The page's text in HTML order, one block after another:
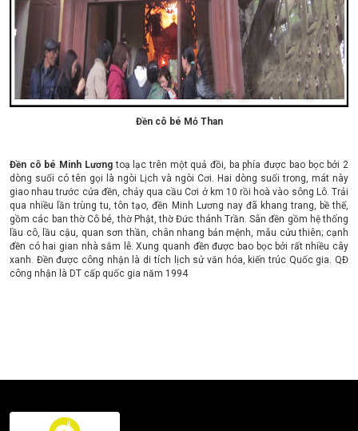
Đền cô bé Mỏ Than
Đền cô bé Minh Lươngtoạ lạc trên một quả đồi, ba phía được bao bọc bởi 2
dòng suối có tên gọi là ngòi Lịch và ngòi Cơi. Hai dòng suối trong, mát này
giao nhau trước cửa đền, chảy qua cầu Cơi ở km 10 rồi hoà vào sông Lô. Trải
qua nhiều lần trùng tu, tôn tạo, đền Minh Lương nay đã khang trang, bề thế,
gồm các ban thờ Cô bé, thờ Phật, thờ Đức thánh Trần. Sân đền gồm hệ thống
lầu cô, lầu cậu, quan sơn thần, chân nhang bản mệnh, mẫu cửu thiên; cạnh
đền có hai gian nhà sắm lễ. Xung quanh đền được bao bọc bởi rất nhiều cây
xanh. Đền được công nhận là di tích lịch sử văn hóa, kiến trúc Quốc gia. QĐ
công nhận là DT cấp quốc gia năm 1994